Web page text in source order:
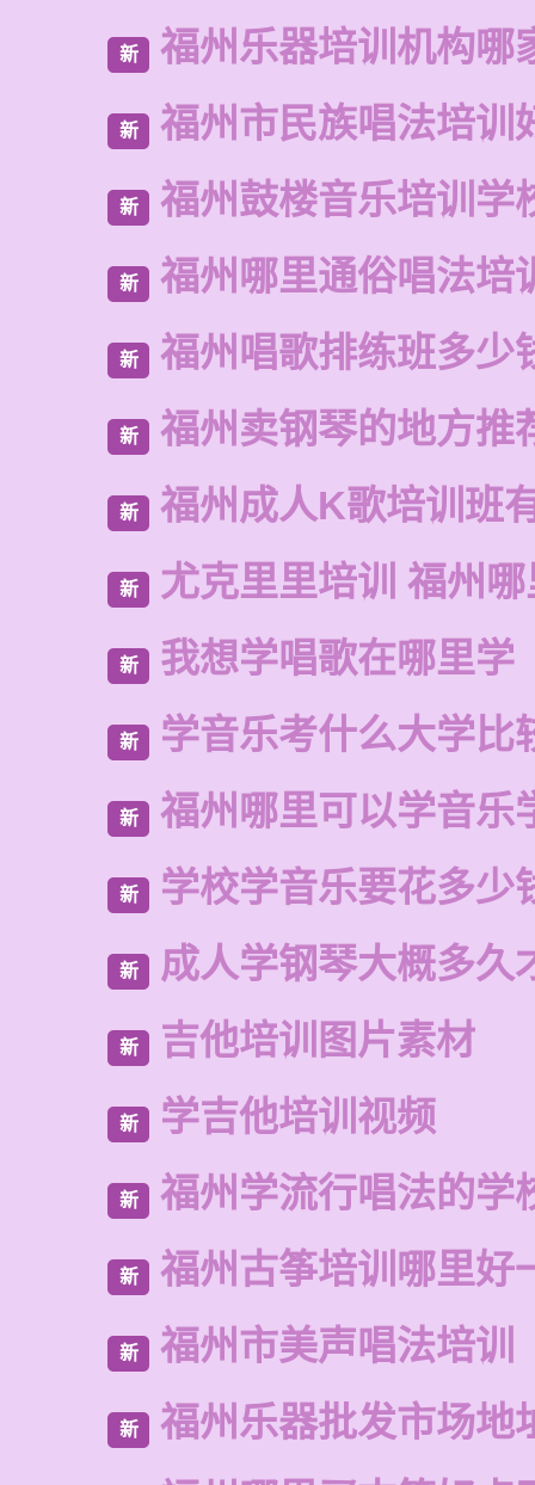
新 福州乐器培训机构哪
新 福州市民族唱法培训
新 福州鼓楼音乐培训学
新 福州哪里通俗唱法培
新 福州唱歌排练班多少
新 福州卖钢琴的地方推
新 福州成人K歌培训班
新 尤克里里培训 福州
新 我想学唱歌在哪里学
新 学音乐考什么大学比
新 福州哪里可以学音乐
新 学校学音乐要花多少
新 成人学钢琴大概多久
新 吉他培训图片素材
新 学吉他培训视频
新 福州学流行唱法的学
新 福州古筝培训哪里好
新 福州市美声唱法培训
新
福州乐器批发市场地